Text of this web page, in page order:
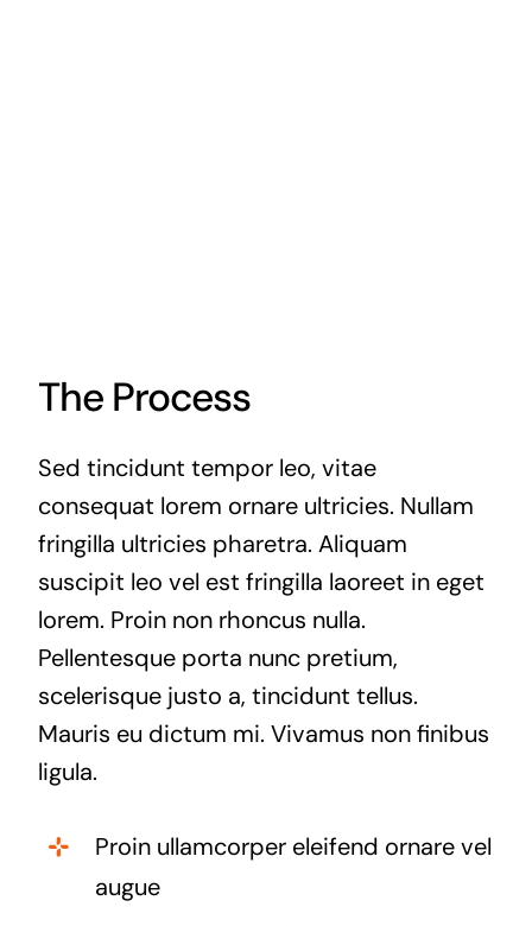
The Process
Sed tincidunt tempor leo, vitae
consequat lorem ornare ultricies. Nullam
fringilla ultricies pharetra. Aliquam
suscipit leo vel est fringilla laoreet in eget
lorem. Proin non rhoncus nulla.
Pellentesque porta nunc pretium,
scelerisque justo a, tincidunt tellus.
Mauris eu dictum mi. Vivamus non finibus
ligula.
Proin ullamcorper eleifend ornare vel
augue